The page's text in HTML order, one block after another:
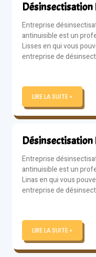
Désinsectisation
Entreprise
antinuisible est un
Lisses en qui vous
entreprise de
LIRE LA SUITE »
Désinsectisation
Entreprise
antinuisible est un
Linas en qui vous
entreprise de
LIRE LA SUITE »